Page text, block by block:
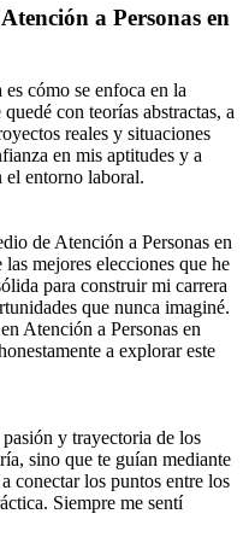
a Personas en
cómo se enfoca en la
con teorías abstractas, a
reales y situaciones
en mis aptitudes y a
el entorno laboral.
de Atención a Personas en
mejores elecciones que he
para construir mi carrera
que nunca imaginé.
Atención a Personas en
a explorar este
y trayectoria de los
sino que te guían mediante
conectar los puntos entre los
Siempre me sentí